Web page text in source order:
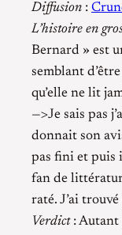
Diffusion :
L’histoire en
Bernard » est
semblant
qu’elle ne lit
—>Je sais pas
donnait son
pas fini et puis
fan de
raté. J’ai
Verdict: Autant